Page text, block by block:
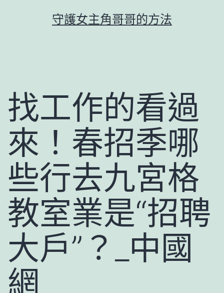
守護女主角哥哥的方法
找工作的看過
來！春招季哪
些行去九宮格
教室業是“招聘
大戶”？_中國
網